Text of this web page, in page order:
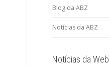
Blog da ABZ
Notícias da ABZ
Notícias da Web